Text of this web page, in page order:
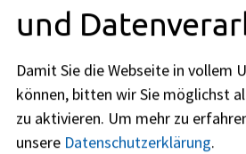
Dienstag
Mittwoch
09:30-15:00 Uhr
Donnerstag :
und
Damit Sie die Webseite in vollem
können, bitten wir Sie möglichst
zu aktivieren. Um mehr zu
unsere Datenschutzerklärung.